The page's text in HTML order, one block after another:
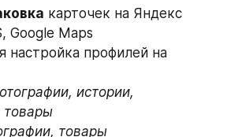
карточек на Яндекс
Google Maps
настройка профилей на
истории,
товары
товары